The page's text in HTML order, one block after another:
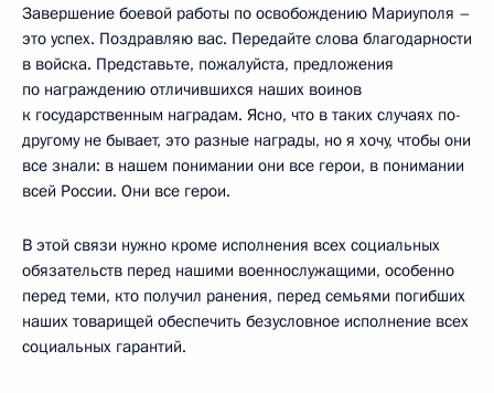
Завершение боевой работы по освобождению Мариуполя –
это успех. Поздравляю вас. Передайте слова благодарности
в войска. Представьте, пожалуйста, предложения
по награждению отличившихся наших воинов
к государственным наградам. Ясно, что в таких случаях по-
другому не бывает, это разные награды, но я хочу, чтобы они
все знали: в нашем понимании они все герои, в понимании
всей России. Они все герои.
В этой связи нужно кроме исполнения всех социальных
обязательств перед нашими военнослужащими, особенно
перед теми, кто получил ранения, перед семьями погибших
наших товарищей обеспечить безусловное исполнение всех
социальных гарантий.